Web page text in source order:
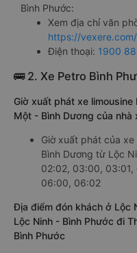
Bình Phước:
Xem địa chỉ văn
https://
Điện thoại: 1900
🚌 2. Xe Petro Bình
Giờ xuất phát xe
Một - Bình Dương của nhà
Giờ xuất phát của
Bình Dương từ Lộc
02:02, 03:00,
06:00, 06:02
Địa điểm đón khách ở Lộc
Lộc Ninh - Bình Phước đi
Bình Phước